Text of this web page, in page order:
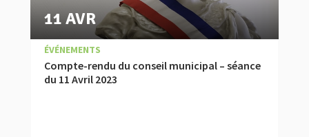
Compte-rendu du conseil municipal – séance
du 11 Avril 2023
11 AVR
|
COMPTES RENDUS
ÉVÉNEMENTS